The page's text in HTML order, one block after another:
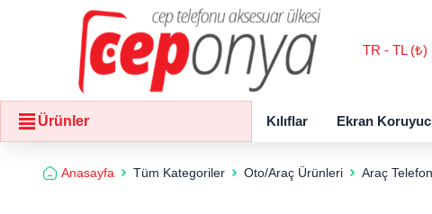
TR - TL (₺)
Ürünler Kılıflar Ekran
Anasayfa Tüm Kategoriler Oto/Araç Ürünleri Araç